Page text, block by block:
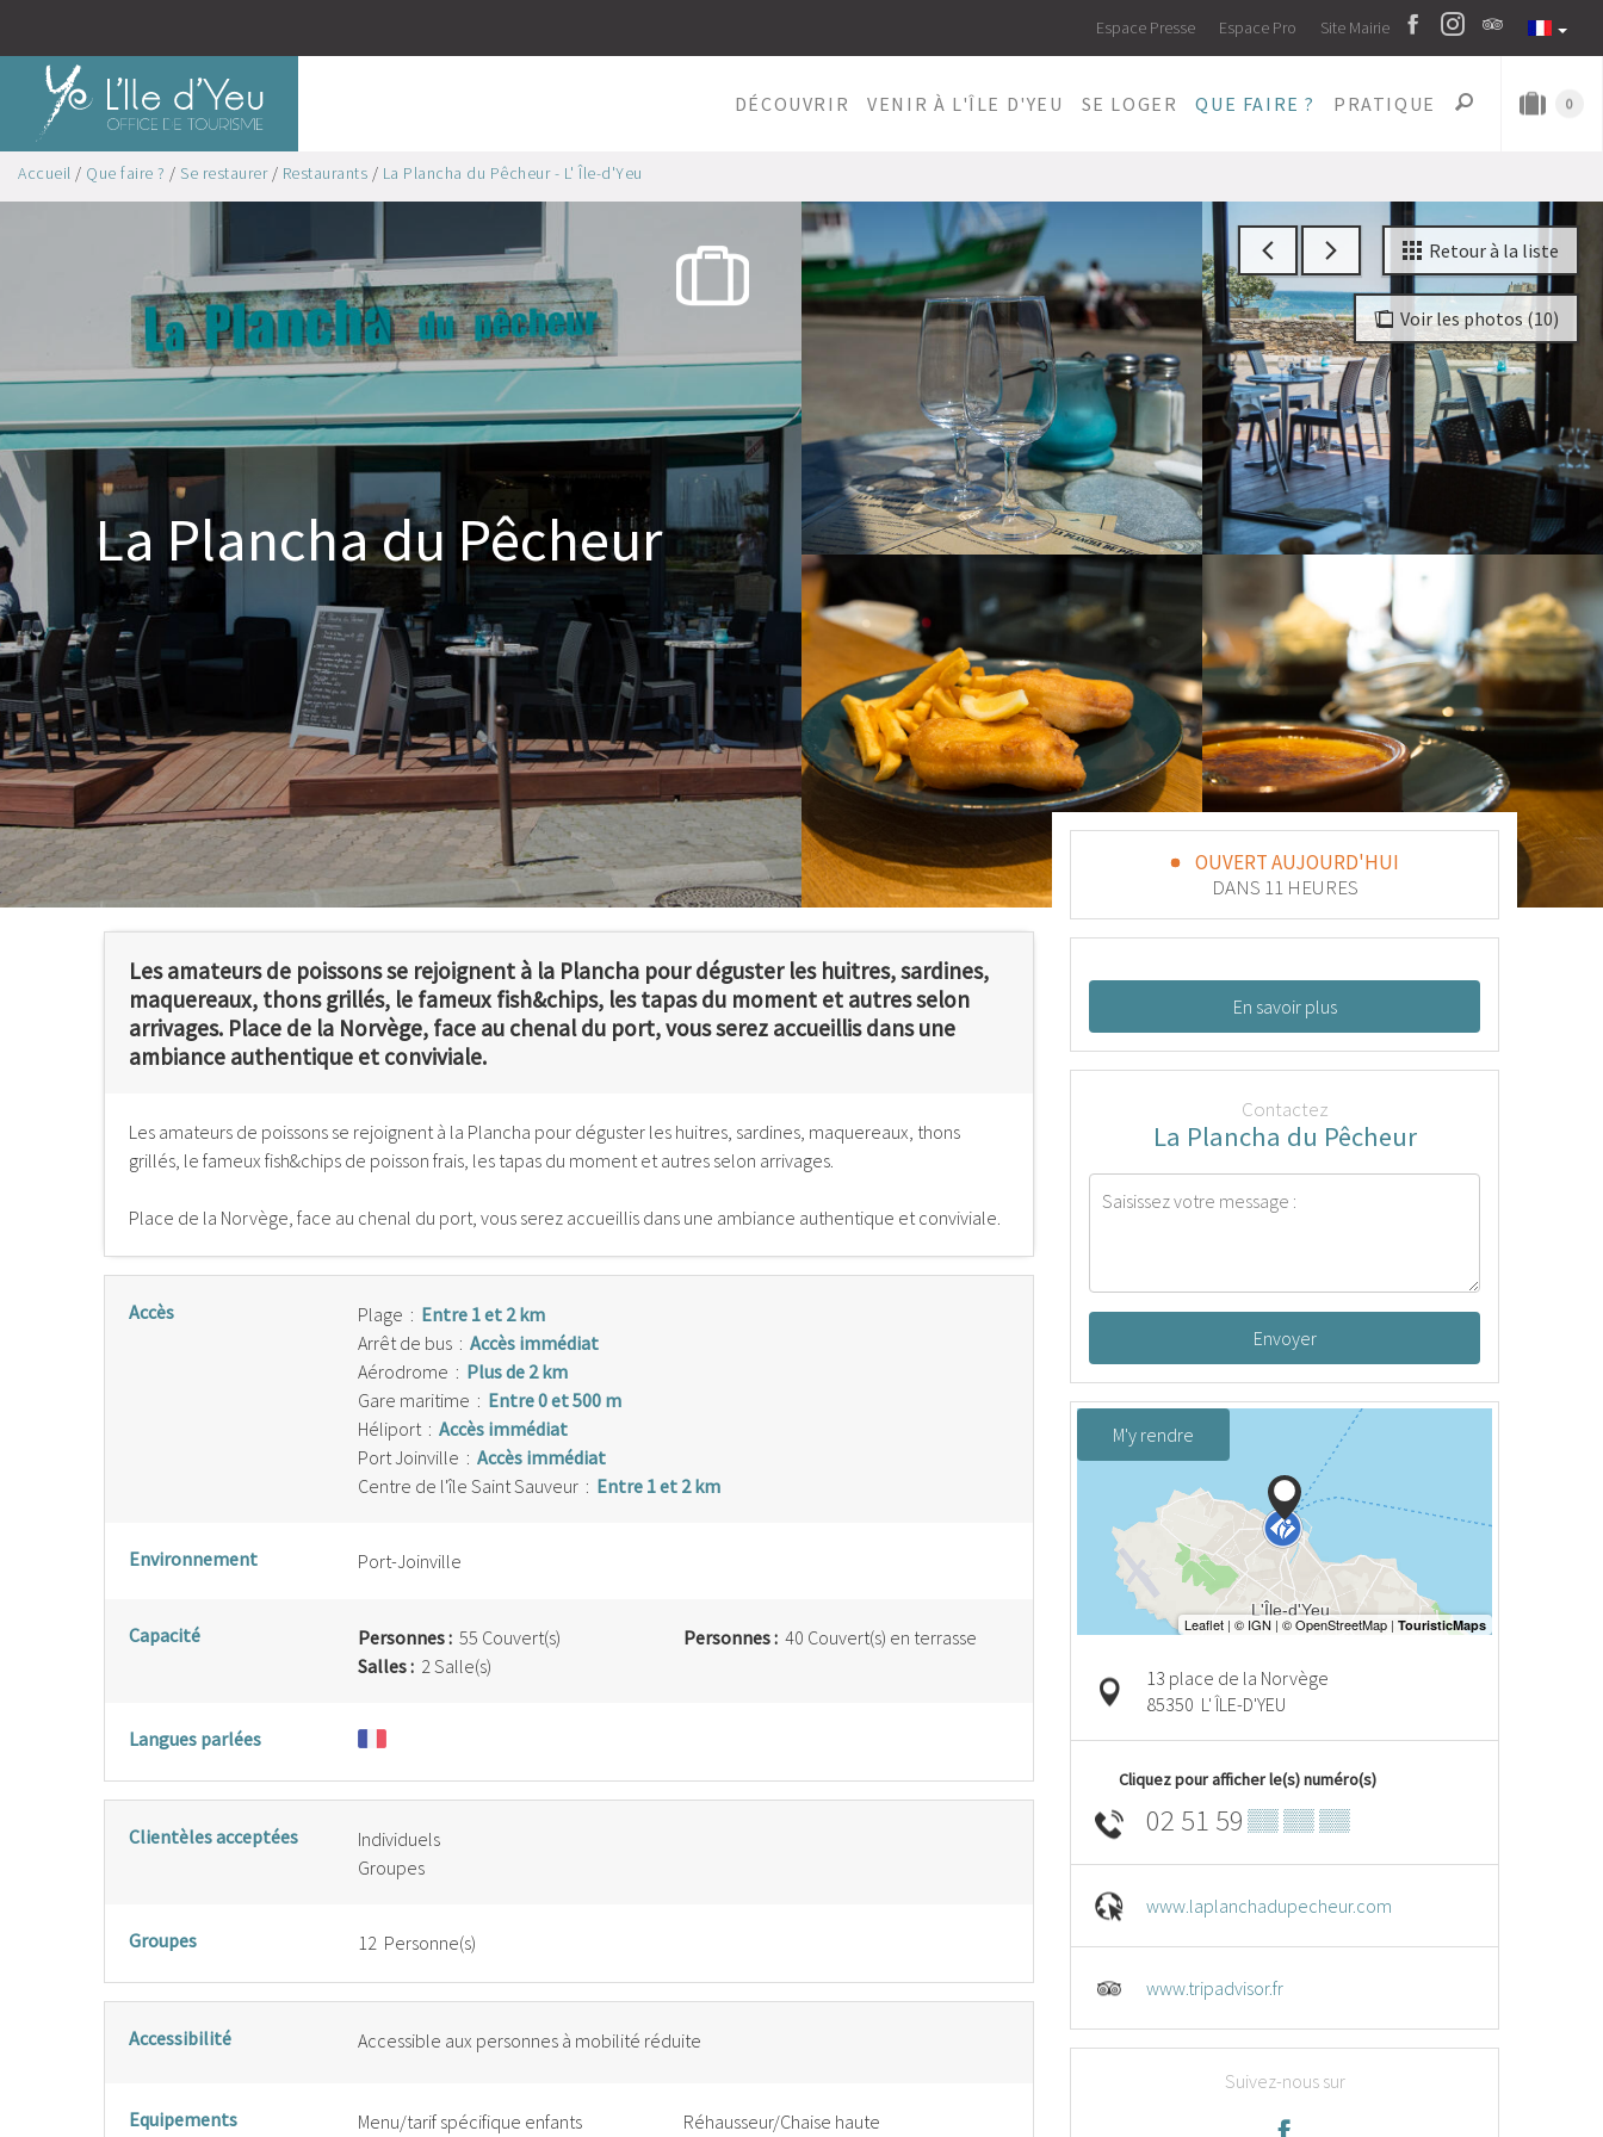
Espace Presse Espace Pro Site Mairie
DÉCOUVRIR VENIR À L'ÎLE D'YEU SE LOGER QUE FAIRE ? PRATIQUE 0
Accueil / Que faire ? / Se restaurer / Restaurants / La Plancha du Pêcheur - L' Île-d'Yeu
Voir les photos (10)
Retour à la liste
La Plancha du Pêcheur
Les amateurs de poissons se rejoignent à la Plancha pour déguster les huitres, sardines,
maquereaux, thons grillés, le fameux fish&chips, les tapas du moment et autres selon
arrivages. Place de la Norvège, face au chenal du port, vous serez accueillis dans une
ambiance authentique et conviviale.
Les amateurs de poissons se rejoignent à la Plancha pour déguster les huitres, sardines, maquereaux, thons
grillés, le fameux fish&chips de poisson frais, les tapas du moment et autres selon arrivages.
Place de la Norvège, face au chenal du port, vous serez accueillis dans une ambiance authentique et conviviale.
Accès Plage : Entre 1 et 2 km
Arrêt de bus : Accès immédiat
Aérodrome : Plus de 2 km
Gare maritime : Entre 0 et 500 m
Héliport: Accès immédiat
Port Joinville : Accès immédiat
Centre de l'île Saint Sauveur : Entre 1 et 2 km
Environnement Port-Joinville
Capacité Personnes : 55 Couvert(s) Personnes : 40 Couvert(s) en terrasse
Salles : 2 Salle(s)
Langues parlées
Clientèles acceptées
Individuels
Groupes
Groupes 12 Personne(s)
Accessibilité Accessible aux personnes à mobilité réduite
Equipements
Menu/tarif spécifique enfants
Réhausseur/Chaise haute
OUVERT AUJOURD'HUI
DANS 11 HEURES
En savoir plus
Contactez
La Plancha du Pêcheur
Envoyer
M'y rendre
13 place de la Norvège
85350 L' ÎLE-D'YEU
Cliquez pour afficher le(s) numéro(s)
02 51 59 ▒▒ ▒▒ ▒▒
www.laplanchadupecheur.com
www.tripadvisor.fr
Suivez-nous sur